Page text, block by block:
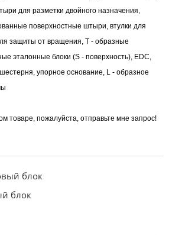
для разметки двойного назначения,
поверхностные штыри, втулки для
защиты от вращения, Т - образные
эталонные блоки (S - поверхность), EDC,
упорное основание, L - образное
товаре, пожалуйста, отправьте мне запрос!
блок
блок